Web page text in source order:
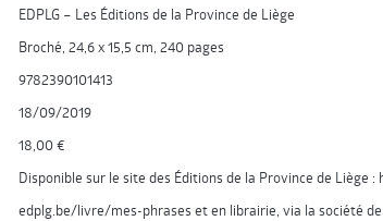
EDPLG – Les Éditions de la Province de Liège
Broché, 24,6 x 15,5 cm, 240 pages
9782390101413
18/09/2019
18,00 €
Disponible sur le site des Éditions de la Province de Liège
edplg.be/livre/mes-phrases et en librairie, via la société de